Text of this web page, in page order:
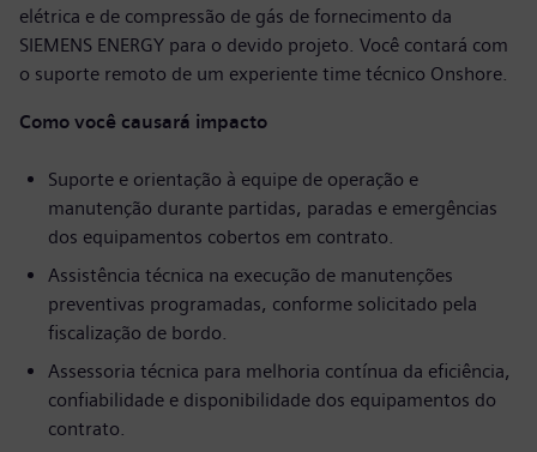
elétrica e de compressão de gás de fornecimento da
SIEMENS ENERGY para o devido projeto. Você contará com
o suporte remoto de um experiente time técnico Onshore.
Como você causará impacto
Suporte e orientação à equipe de operação e
manutenção durante partidas, paradas e emergências
dos equipamentos cobertos em contrato.
Assistência técnica na execução de manutenções
preventivas programadas, conforme solicitado pela
fiscalização de bordo.
Assessoria técnica para melhoria contínua da eficiência,
confiabilidade e disponibilidade dos equipamentos do
contrato.